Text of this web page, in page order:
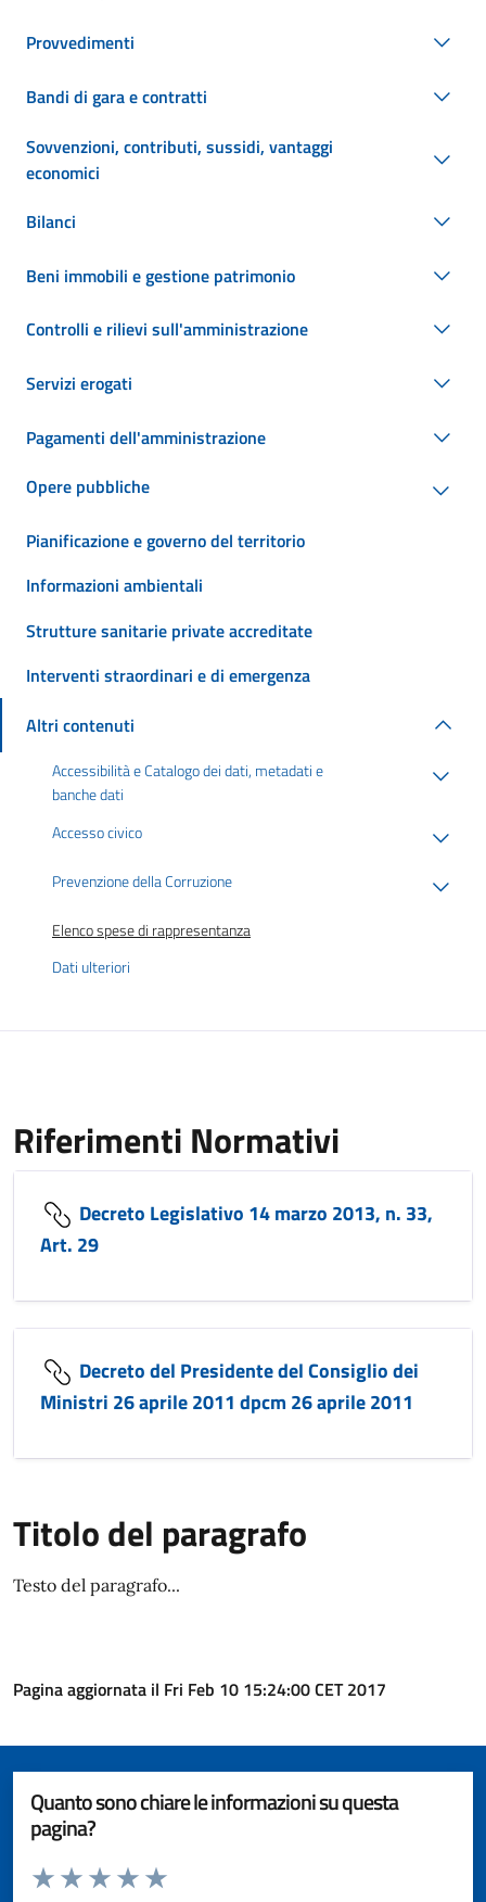
Provvedimenti
Bandi di gara e contratti
Sovvenzioni, contributi, sussidi, vantaggi
economici
Bilanci
Beni immobili e gestione patrimonio
Controlli e rilievi sull'amministrazione
Servizi erogati
Pagamenti dell'amministrazione
Opere pubbliche
Pianificazione e governo del territorio
Informazioni ambientali
Strutture sanitarie private accreditate
Interventi straordinari e di emergenza
Altri contenuti
Accessibilità e Catalogo dei dati, metadati e
banche dati
Accesso civico
Prevenzione della Corruzione
Elenco spese di rappresentanza
Dati ulteriori
Riferimenti Normativi
Decreto Legislativo 14 marzo 2013, n. 33,
Art. 29
Decreto del Presidente del Consiglio dei
Ministri 26 aprile 2011 dpcm 26 aprile 2011
Titolo del paragrafo
Testo del paragrafo...
Pagina aggiornata il Fri Feb 10 15:24:00 CET 2017
Quanto sono chiare le informazioni su questa
pagina?
Valuta da 1 a 5 stelle la pagina